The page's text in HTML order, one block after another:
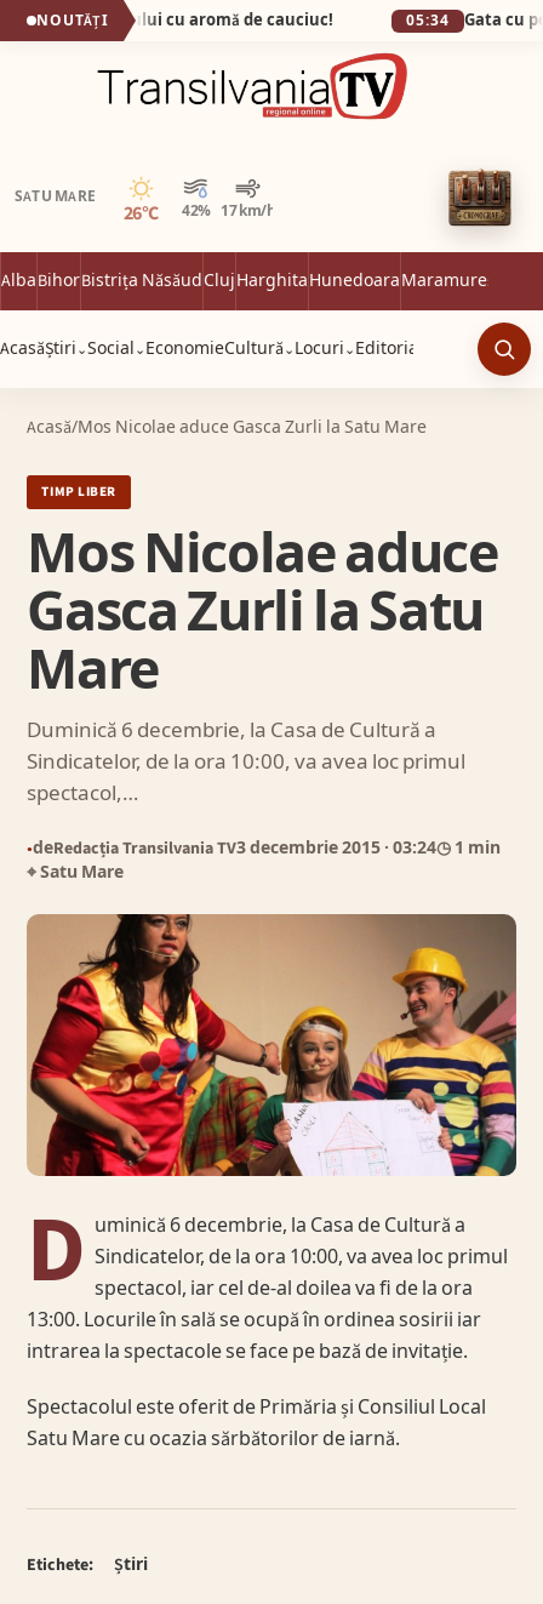
NOUTĂȚI
capitala fumului cu aromă de cauciuc! 05:34
SATU MARE
26°C 42% 17 km/h
Senin
AlbaBihorBistrița NăsăudClujHarghitaHunedoaraMaramureș
AcasăȘtiri ⌄Social ⌄ EconomieCultură ⌄ Locuri ⌄ Editorial
Acasă/Mos Nicolae aduce Gasca Zurli la Satu Mare
TIMP LIBER
Mos Nicolae aduce
Gasca Zurli la Satu
Mare
Duminică 6 decembrie, la Casa de Cultură a
Sindicatelor, de la ora 10:00, va avea loc primul
spectacol,…
●deRedacția Transilvania TV3 decembrie 2015 · 03:24◷ 1 min
⌖ Satu Mare
D uminică 6 decembrie, la Casa de Cultură a
Sindicatelor, de la ora 10:00, va avea loc primul
spectacol, iar cel de-al doilea va fi de la ora
13:00. Locurile în sală se ocupă în ordinea sosirii iar
intrarea la spectacole se face pe bază de invitație.
Spectacolul este oferit de Primăria și Consiliul Local
Satu Mare cu ocazia sărbătorilor de iarnă.
Etichete: Știri